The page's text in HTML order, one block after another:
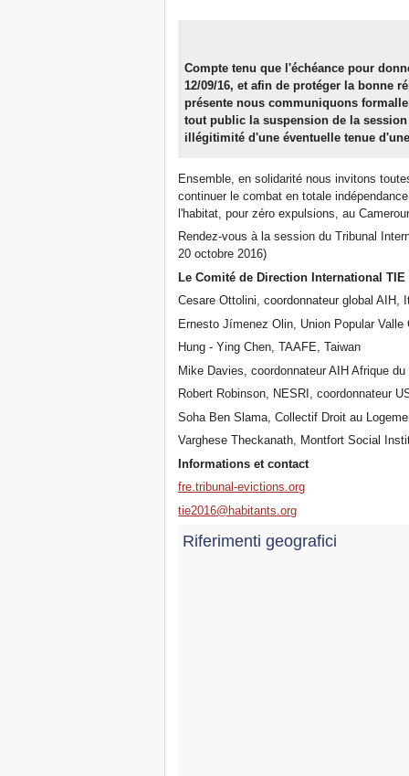
Compte tenu que l'échéance pour
12/09/16, et afin de protéger la bonne
présente nous communiquons
tout public la suspension de la
illégitimité d'une éventuelle tenue
Ensemble, en solidarité nous invitons
continuer le combat en totale
l'habitat, pour zéro expulsions, au
Rendez-vous à la session du Tribunal
20 octobre 2016)
Le Comité de Direction International TIE
Cesare Ottolini, coordonnateur global AIH,
Ernesto Jímenez Olin, Union Popular Valle
Hung - Ying Chen, TAAFE, Taiwan
Mike Davies, coordonnateur AIH Afrique
Robert Robinson, NESRI, coordonnateur
Soha Ben Slama, Collectif Droit au
Varghese Theckanath, Montfort Social
Informations et contact
fre.tribunal-evictions.org
tie2016@habitants.org
Riferimenti geografici